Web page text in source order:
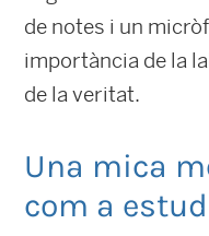
de notes i un
importància de la
de la veritat.
Una mica
com a